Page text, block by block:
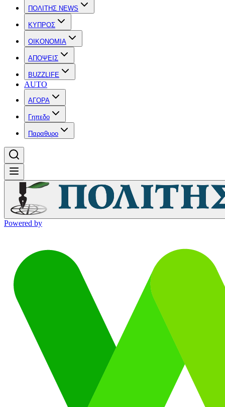
ΠΟΛΙΤΗΣ NEWS
ΚΥΠΡΟΣ
OIKONOMIA
ΑΠΟΨΕΙΣ
BUZZLIFE
AUTO
ΑΓΟΡΑ
Γηπεδο
Παραθυρο
Powered by